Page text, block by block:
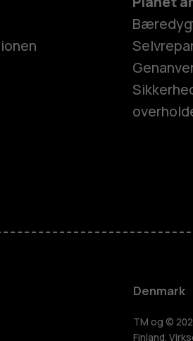
Tilbehør
Denmark
TM og ©
Finland.